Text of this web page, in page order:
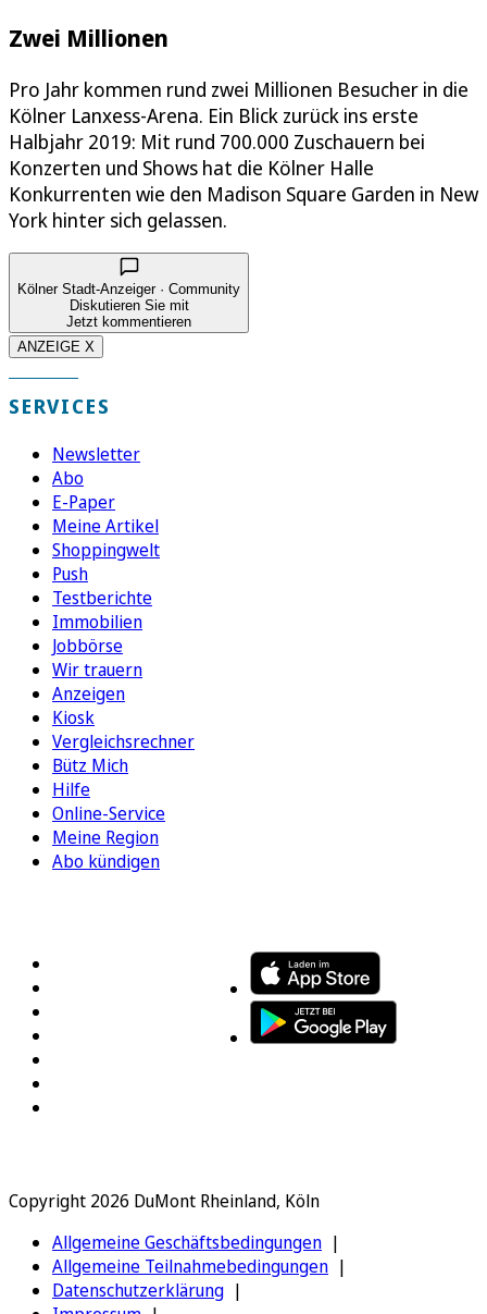
Zwei Millionen
Pro Jahr kommen rund zwei Millionen Besucher in die
Kölner Lanxess-Arena. Ein Blick zurück ins erste
Halbjahr 2019: Mit rund 700.000 Zuschauern bei
Konzerten und Shows hat die Kölner Halle
Konkurrenten wie den Madison Square Garden in New
York hinter sich gelassen.
Kölner Stadt-Anzeiger · Community
Diskutieren Sie mit
Jetzt kommentieren
ANZEIGE X
SERVICES
Newsletter
Abo
E-Paper
Meine Artikel
Shoppingwelt
Push
Testberichte
Immobilien
Jobbörse
Wir trauern
Anzeigen
Kiosk
Vergleichsrechner
Bütz Mich
Hilfe
Online-Service
Meine Region
Abo kündigen
Copyright 2026 DuMont Rheinland, Köln
Allgemeine Geschäftsbedingungen
Allgemeine Teilnahmebedingungen
Datenschutzerklärung